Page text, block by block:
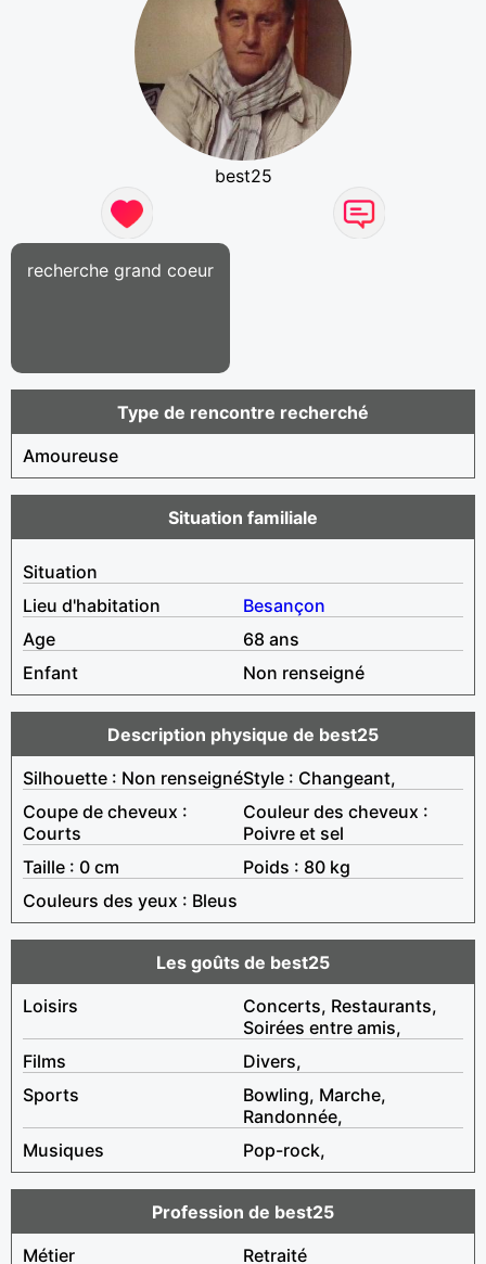
best25
recherche grand coeur
Type de rencontre recherché
Amoureuse
Situation familiale
Situation
Lieu d'habitation
Besançon
Age
68 ans
Enfant
Non renseigné
Description physique de best25
Silhouette : Non renseignéStyle : Changeant,
Coupe de cheveux :
Courts
Couleur des cheveux :
Poivre et sel
Taille : 0 cm
Poids : 80 kg
Couleurs des yeux : Bleus
Les goûts de best25
Loisirs
Concerts, Restaurants,
Soirées entre amis,
Films
Divers,
Sports
Bowling, Marche,
Randonnée,
Musiques
Pop-rock,
Profession de best25
Métier
Retraité